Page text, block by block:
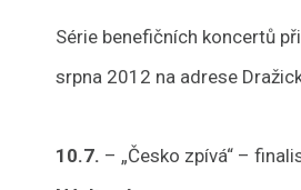
Série benefičních koncertů
srpna 2012 na adrese
10.7. – „Česko zpívá“ –